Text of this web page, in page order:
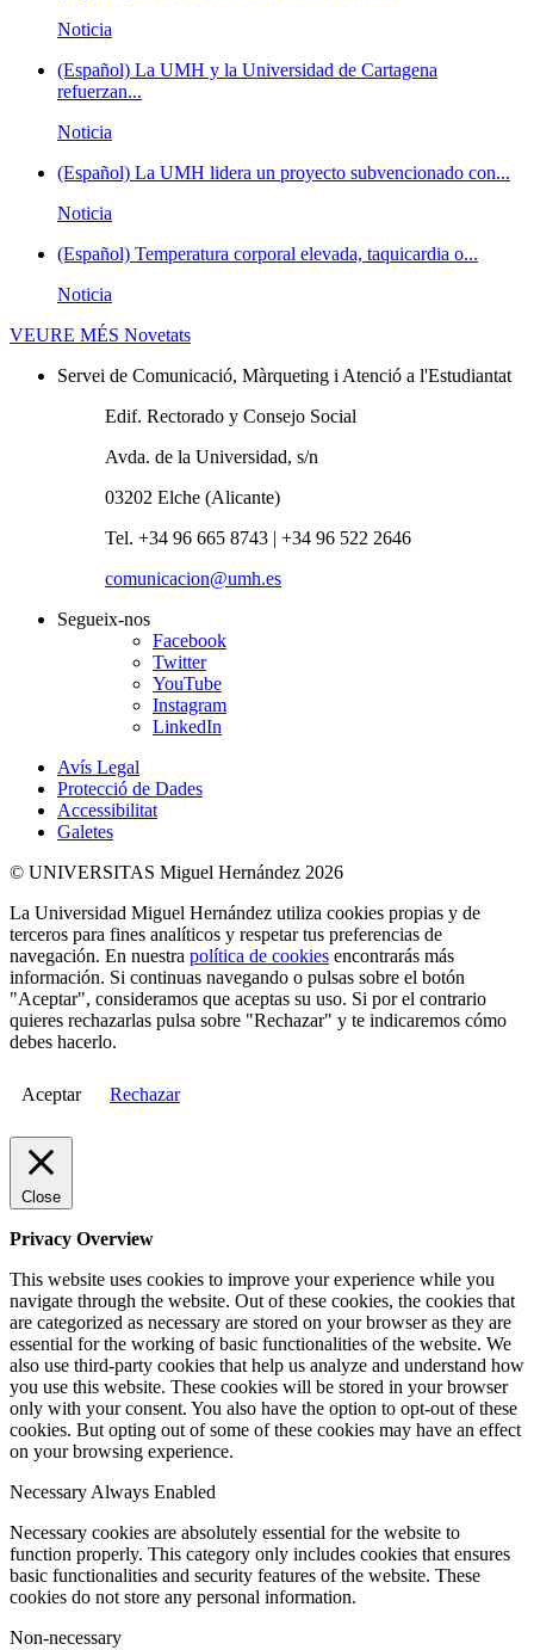
Noticia
(Español) La UMH y la Universidad de Cartagena
refuerzan...
Noticia
(Español) La UMH lidera un proyecto subvencionado con...
Noticia
(Español) Temperatura corporal elevada, taquicardia o...
Noticia
VEURE MÉS Novetats
Servei de Comunicació, Màrqueting i Atenció a l'Estudiantat
Edif. Rectorado y Consejo Social
Avda. de la Universidad, s/n
03202 Elche (Alicante)
Tel. +34 96 665 8743 | +34 96 522 2646
comunicacion@umh.es
Segueix-nos
Facebook
Twitter
YouTube
Instagram
LinkedIn
Avís Legal
Protecció de Dades
Accessibilitat
Galetes
© UNIVERSITAS Miguel Hernández 2026
La Universidad Miguel Hernández utiliza cookies propias y de
terceros para fines analíticos y respetar tus preferencias de
navegación. En nuestra política de cookies encontrarás más
información. Si continuas navegando o pulsas sobre el botón
"Aceptar", consideramos que aceptas su uso. Si por el contrario
quieres rechazarlas pulsa sobre "Rechazar" y te indicaremos cómo
debes hacerlo.
Aceptar Rechazar
Close
Privacy Overview
This website uses cookies to improve your experience while you
navigate through the website. Out of these cookies, the cookies that
are categorized as necessary are stored on your browser as they are
essential for the working of basic functionalities of the website. We
also use third-party cookies that help us analyze and understand how
you use this website. These cookies will be stored in your browser
only with your consent. You also have the option to opt-out of these
cookies. But opting out of some of these cookies may have an effect
on your browsing experience.
Necessary Always Enabled
Necessary cookies are absolutely essential for the website to
function properly. This category only includes cookies that ensures
basic functionalities and security features of the website. These
cookies do not store any personal information.
Non-necessary